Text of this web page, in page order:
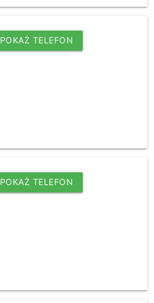
POKAŻ TELEFON
POKAŻ TELEFON